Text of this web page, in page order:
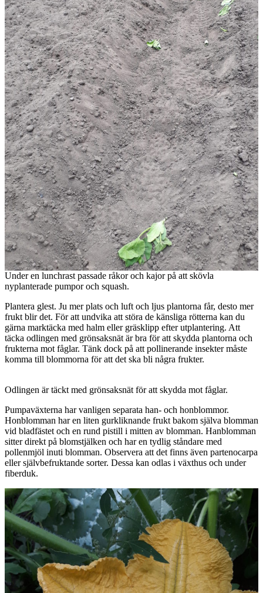
Under en lunchrast passade råkor och kajor på att skövla
nyplanterade pumpor och squash.
Plantera glest. Ju mer plats och luft och ljus plantorna får, desto mer
frukt blir det. För att undvika att störa de känsliga rötterna kan du
gärna marktäcka med halm eller gräsklipp efter utplantering. Att
täcka odlingen med grönsaksnät är bra för att skydda plantorna och
frukterna mot fåglar. Tänk dock på att pollinerande insekter måste
komma till blommorna för att det ska bli några frukter.
Odlingen är täckt med grönsaksnät för att skydda mot fåglar.
Pumpaväxterna har vanligen separata han- och honblommor.
Honblomman har en liten gurkliknande frukt bakom själva blomman
vid bladfästet och en rund pistill i mitten av blomman. Hanblomman
sitter direkt på blomstjälken och har en tydlig ståndare med
pollenmjöl inuti blomman. Observera att det finns även partenocarpa
eller självbefruktande sorter. Dessa kan odlas i växthus och under
fiberduk.